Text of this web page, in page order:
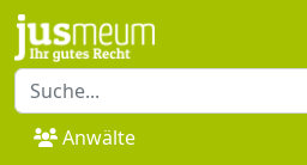
Anwälte